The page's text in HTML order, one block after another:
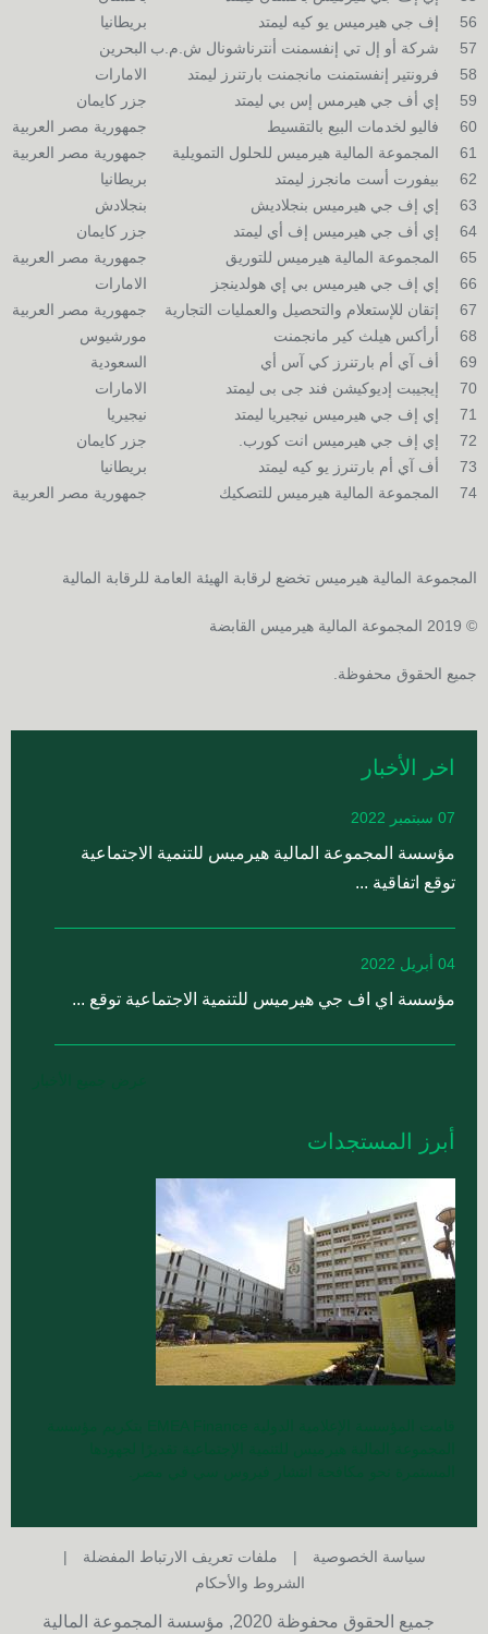
56
إف جي هيرميس يو كيه ليمتد
بريطانيا
57
شركة أو إل تي إنفسمنت أنترناشونال ش.م.ب البحرين
58
فرونتير إنفستمنت مانجمنت بارتنرز ليمتد
الامارات
59
إي أف جي هيرمس إس بي ليمتد
جزر كايمان
60
فاليو لخدمات البيع بالتقسيط
جمهورية مصر العربية
61
المجموعة المالية هيرميس للحلول التمويلية
جمهورية مصر العربية
62
بيفورت أست مانجرز ليمتد
بريطانيا
63
إي إف جي هيرميس بنجلاديش
بنجلادش
64
إي أف جي هيرميس إف أي ليمتد
جزر كايمان
65
المجموعة المالية هيرميس للتوريق
جمهورية مصر العربية
66
إي إف جي هيرميس بي إي هولدينجز
الامارات
67
إتقان للإستعلام والتحصيل والعمليات التجارية
جمهورية مصر العربية
68
أرأكس هيلث كير مانجمنت
مورشيوس
69
أف آي أم بارتنرز كي آس أي
السعودية
70
إيجيبت إديوكيشن فند جى بى ليمتد
الامارات
71
إي إف جي هيرميس نيجيريا ليمتد
نيجيريا
72
إي إف جي هيرميس انت كورب.
جزر كايمان
73
أف آي أم بارتنرز يو كيه ليمتد
بريطانيا
74
المجموعة المالية هيرميس للتصكيك جمهورية مصر العربية
المجموعة المالية هيرميس تخضع لرقابة الهيئة العامة للرقابة المالية
© 2019 المجموعة المالية هيرميس القابضة
جميع الحقوق محفوظة.​​​​​​
اخر الأخبار
07 سبتمبر 2022
مؤسسة المجموعة المالية هيرميس للتنمية الاجتماعية
توقع اتفاقية ...
04 أبريل 2022
مؤسسة اي اف جي هيرميس للتنمية الاجتماعية توقع ...
أبرز المستجدات
سياسة الخصوصية
ملفات تعريف الارتباط المفضلة
الشروط والأحكام
جميع الحقوق محفوظة 2020, مؤسسة المجموعة المالية